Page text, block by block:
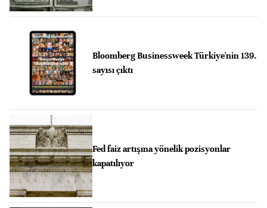
Bloomberg Businessweek Türkiye'nin 139.
sayısı çıktı
Fed faiz artışına yönelik pozisyonlar
kapatılıyor